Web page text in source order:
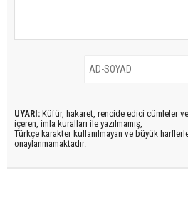
UYARI: Küfür, hakaret, rencide edici cümleler
içeren, imla kuralları ile yazılmamış,
Türkçe karakter kullanılmayan ve büyük
onaylanmamaktadır.